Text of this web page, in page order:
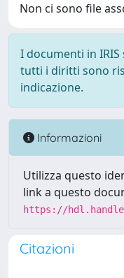
Non ci sono file
I documenti in
tutti i diritti sono
indicazione.
Informazioni
Utilizza questo
link a questo
https://
Citazioni